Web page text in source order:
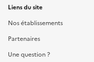
Liens du site
Nos établissements
Partenaires
Une question ?